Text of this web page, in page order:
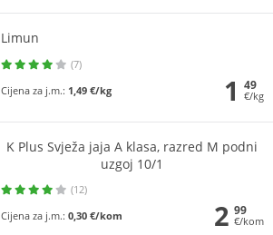
Limun
(7)
Cijena za j.m.: 1,49 €/kg 1 49
€/kg
K Plus Svježa jaja A klasa, razred M podni
uzgoj 10/1
(12)
Cijena za j.m.: 0,30 €/kom 2 99
€/kom